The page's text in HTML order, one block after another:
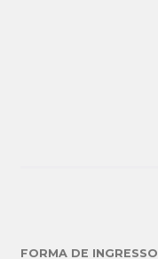
FORMA DE INGRESSO